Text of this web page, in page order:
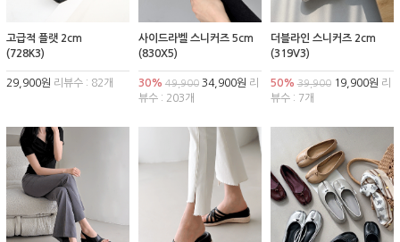
고급적 플랫 2cm
(728K3)
29,900원 리뷰수 : 82개
사이드라벨 스니커즈 5cm
(830X5)
30% 49,90034,900원 리
뷰수 : 203개
더블라인 스니커즈 2cm
(319V3)
50% 39,90019,900원 리
뷰수 : 7개